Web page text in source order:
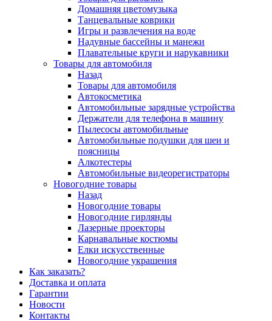
Домашняя цветомузыка
Танцевальные коврики
Игры и развлечения на воде
Надувные бассейны и манежи
Плавательные круги и нарукавники
Товары для автомобиля
Назад
Товары для автомобиля
Автокосметика
Автомобильные зарядные устройства
Держатели для телефона в машину
Пылесосы автомобильные
Автомобильные подушки для шеи и
поясницы
Алкотестеры
Автомобильные видеорегистраторы
Новогодние товары
Назад
Новогодние товары
Новогодние гирлянды
Лазерные проекторы
Карнавальные костюмы
Елки искусственные
Новогодние украшения
Как заказать?
Доставка и оплата
Гарантии
Новости
Контакты